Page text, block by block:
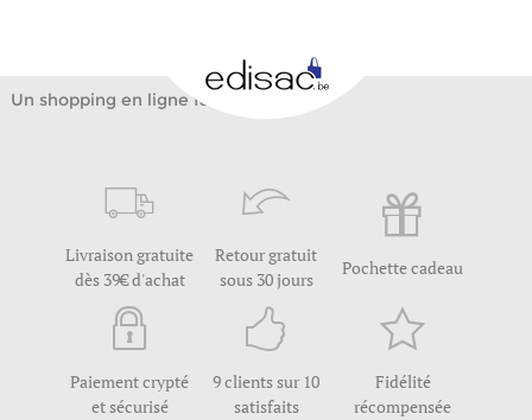
Un shopping en ligne facile
Livraison gratuite
dès 39€ d'achat
Retour gratuit
sous 30 jours
Pochette cadeau
Paiement crypté
et sécurisé
9 clients sur 10
satisfaits
Fidélité
récompensée